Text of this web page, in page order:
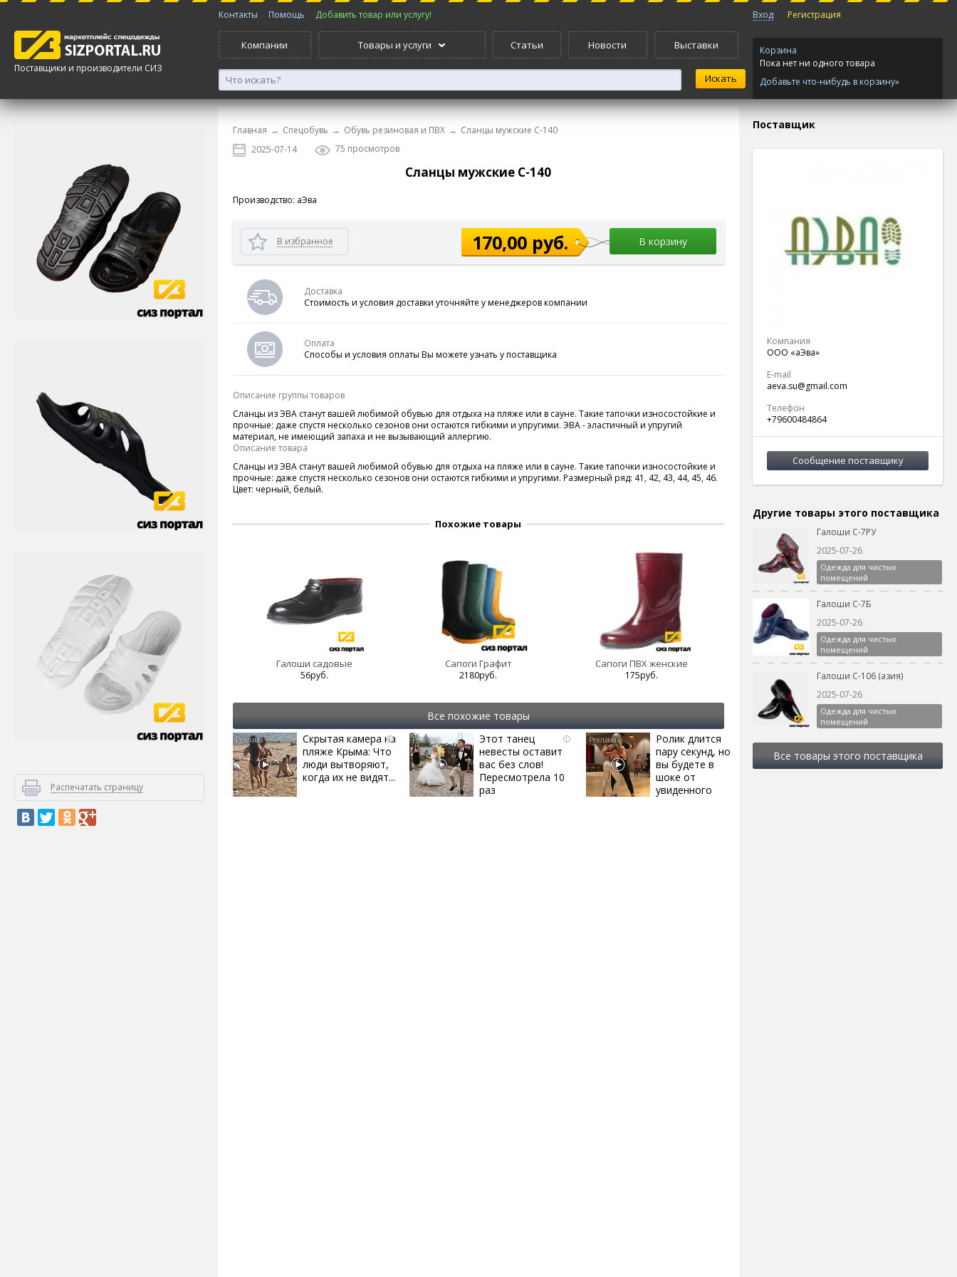
Поставщики и производители СИЗ
Контакты Помощь Добавить товар или услугу!
Компании Товары и услуги Статьи Новости Выставки
Вход Регистрация
Корзина
Пока нет ни одного товара
Добавьте что-нибудь в корзину»
Распечатать страницу
Главная → Спецобувь → Обувь резиновая и ПВХ → Сланцы мужские С-140
2025-07-14
75 просмотров
Сланцы мужские С-140
Производство: аЭва
В избранное 170,00 руб. В корзину
Доставка
Стоимость и условия доставки уточняйте у менеджеров компании
Оплата
Способы и условия оплаты Вы можете узнать у поставщика
Описание группы товаров
Сланцы из ЭВА станут вашей любимой обувью для отдыха на пляже или в сауне. Такие тапочки износостойкие и
прочные: даже спустя несколько сезонов они остаются гибкими и упругими. ЭВА - эластичный и упругий
материал, не имеющий запаха и не вызывающий аллергию.
Описание товара
Сланцы из ЭВА станут вашей любимой обувью для отдыха на пляже или в сауне. Такие тапочки износостойкие и
прочные: даже спустя несколько сезонов они остаются гибкими и упругими. Размерный ряд: 41, 42, 43, 44, 45, 46.
Цвет: черный, белый.
Похожие товары
Галоши садовые
56руб.
Сапоги Графит
2180руб.
Сапоги ПВХ женские
175руб.
Все похожие товары
i
Скрытая камера на
пляже Крыма: Что
люди вытворяют,
когда их не видят...
i
Этот танец
невесты оставит
вас без слов!
Пересмотрела 10
раз
Ролик длится
пару секунд, но
вы будете в
шоке от
увиденного
Поставщик
Компания
ООО «аЭва»
E-mail
aeva.su@gmail.com
Телефон
+79600484864
Сообщение поставщику
Другие товары этого поставщика
Галоши С-7РУ
2025-07-26
Одежда для чистых
помещений
Галоши С-7Б
2025-07-26
Одежда для чистых
помещений
Галоши С-106 (азия)
2025-07-26
Одежда для чистых
помещений
Все товары этого поставщика